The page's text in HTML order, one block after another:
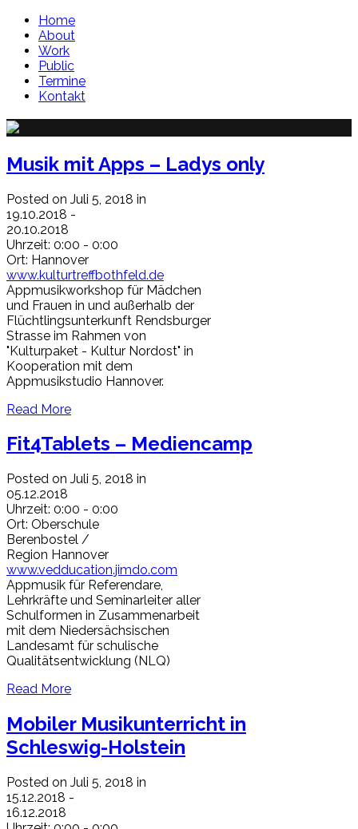
Home
About
Work
Public
Termine
Kontakt
Musik mit Apps – Ladys only
Posted on Juli 5, 2018 in
19.10.2018 -
20.10.2018
Uhrzeit: 0:00 - 0:00
Ort: Hannover
www.kulturtreffbothfeld.de
Appmusikworkshop für Mädchen
und Frauen in und außerhalb der
Flüchtlingsunterkunft Rendsburger
Strasse im Rahmen von
"Kulturpaket - Kultur Nordost" in
Kooperation mit dem
Appmusikstudio Hannover.
Read More
Fit4Tablets – Mediencamp
Posted on Juli 5, 2018 in
05.12.2018
Uhrzeit: 0:00 - 0:00
Ort: Oberschule
Berenbostel /
Region Hannover
www.vedducation.jimdo.com
Appmusik für Referendare,
Lehrkräfte und Seminarleiter aller
Schulformen in Zusammenarbeit
mit dem Niedersächsischen
Landesamt für schulische
Qualitätsentwicklung (NLQ)
Read More
Mobiler Musikunterricht in
Schleswig-Holstein
Posted on Juli 5, 2018 in
15.12.2018 -
16.12.2018